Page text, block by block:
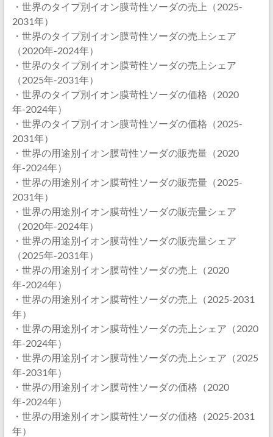
・世界のタイプ別イオン膜苛性ソーダの売上（2025-
2031年）
・世界のタイプ別イオン膜苛性ソーダの売上シェア
（2020年-2024年）
・世界のタイプ別イオン膜苛性ソーダの売上シェア
（2025年-2031年）
・世界のタイプ別イオン膜苛性ソーダの価格（2020
年-2024年）
・世界のタイプ別イオン膜苛性ソーダの価格（2025-
2031年）
・世界の用途別イオン膜苛性ソーダの販売量（2020
年-2024年）
・世界の用途別イオン膜苛性ソーダの販売量（2025-
2031年）
・世界の用途別イオン膜苛性ソーダの販売量シェア
（2020年-2024年）
・世界の用途別イオン膜苛性ソーダの販売量シェア
（2025年-2031年）
・世界の用途別イオン膜苛性ソーダの売上（2020
年-2024年）
・世界の用途別イオン膜苛性ソーダの売上（2025-2031
年）
・世界の用途別イオン膜苛性ソーダの売上シェア（2020
年-2024年）
・世界の用途別イオン膜苛性ソーダの売上シェア（2025
年-2031年）
・世界の用途別イオン膜苛性ソーダの価格（2020
年-2024年）
・世界の用途別イオン膜苛性ソーダの価格（2025-2031
年）